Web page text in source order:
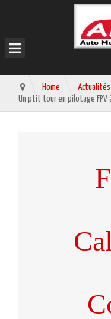
Home
Actualités
Un ptit tour en pilotage FPV